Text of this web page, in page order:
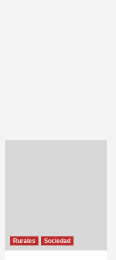
Rurales Sociedad